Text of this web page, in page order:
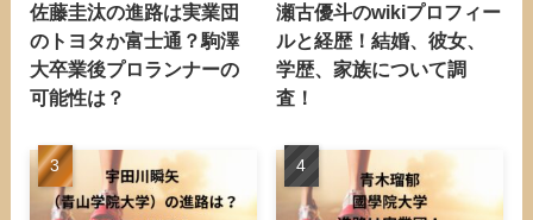
佐藤圭汰の進路は実業団
のトヨタか富士通？駒澤
大卒業後プロランナーの
可能性は？
瀬古優斗のwikiプロフィー
ルと経歴！結婚、彼女、
学歴、家族について調
査！